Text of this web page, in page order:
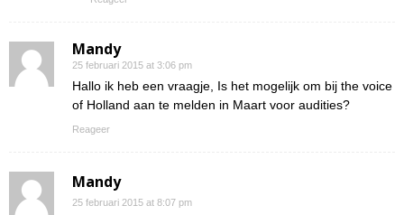
Mandy
25 februari 2015 at 3:06 pm
Hallo ik heb een vraagje, Is het mogelijk om bij the voice
of Holland aan te melden in Maart voor audities?
Reageer
Mandy
25 februari 2015 at 8:07 pm